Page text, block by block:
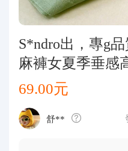
關於我們
S*ndro出，專g
麻褲女夏季垂感
69.00元
舒**